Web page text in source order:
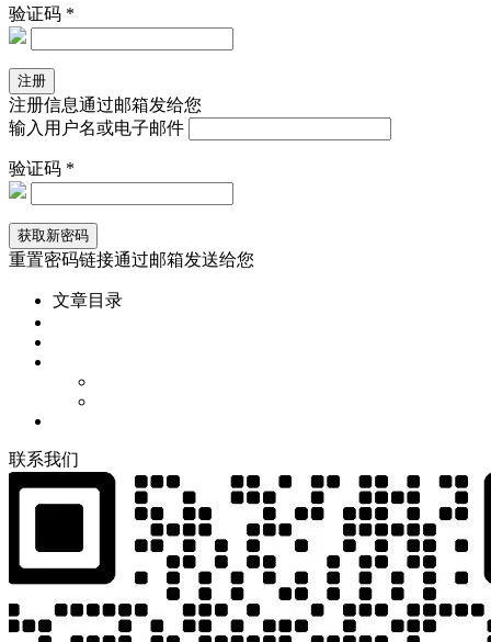
验证码 *
注册信息通过邮箱发给您
输入用户名或电子邮件
验证码 *
重置密码链接通过邮箱发送给您
文章目录
联系我们